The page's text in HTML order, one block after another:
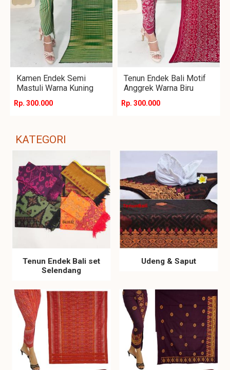
Kamen Endek Semi
Mastuli Warna Kuning
Rp. 300.000
Tenun Endek Bali Motif
Anggrek Warna Biru
Rp. 300.000
KATEGORI
Tenun Endek Bali set
Selendang
Udeng & Saput